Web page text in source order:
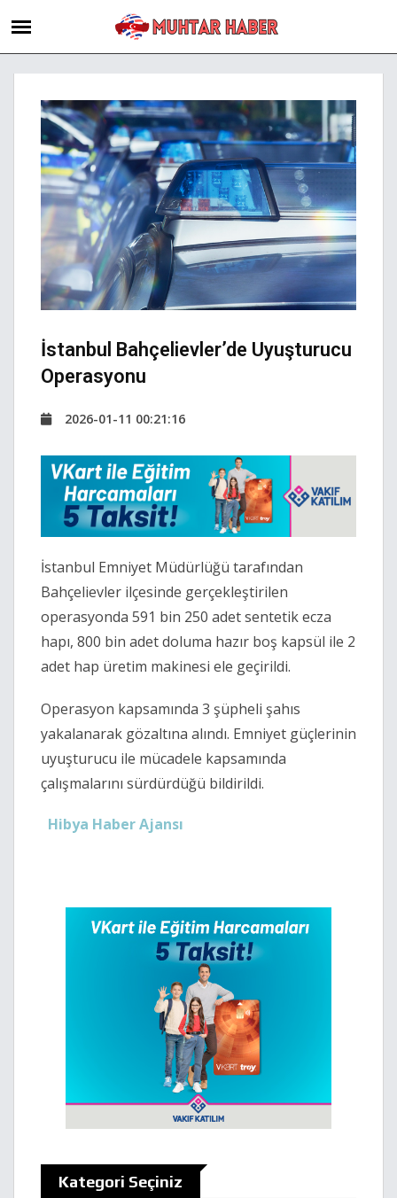
İstanbul Bahçelievler’de Uyuşturucu
Operasyonu
2026-01-11 00:21:16
İstanbul Emniyet Müdürlüğü tarafından
Bahçelievler ilçesinde gerçekleştirilen
operasyonda 591 bin 250 adet sentetik ecza
hapı, 800 bin adet doluma hazır boş kapsül ile 2
adet hap üretim makinesi ele geçirildi.
Operasyon kapsamında 3 şüpheli şahıs
yakalanarak gözaltına alındı. Emniyet güçlerinin
uyuşturucu ile mücadele kapsamında
çalışmalarını sürdürdüğü bildirildi.
Hibya Haber Ajansı
Kategori Seçiniz